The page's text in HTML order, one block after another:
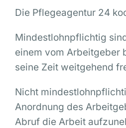
Die Pflegeagentur 24
Mindestlohnpflichtig
einem vom Arbeitgeber
seine Zeit weitgehend
Nicht
Anordnung des
Abruf die Arbeit